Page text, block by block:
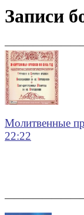
Записи
Молитвенные
22:22